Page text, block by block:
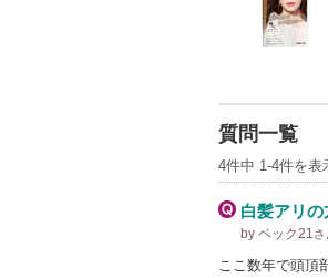
質問一覧
4件中 1-4件を表
白髪アリ
by ベック21さ
ここ数年で頭頂